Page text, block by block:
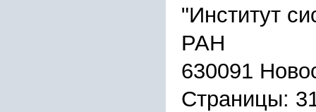
"Институт
РАН
630091
Страницы: